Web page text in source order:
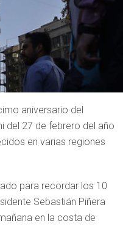
aniversario del
del 27 de febrero del año
en varias regiones
para recordar los 10
Sebastián Piñera
en la costa de